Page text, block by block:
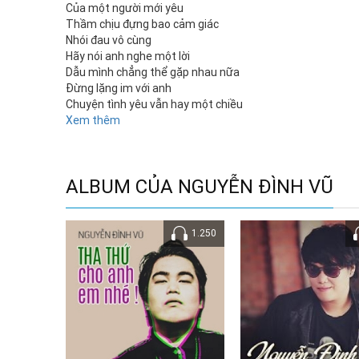
Của một người mới yêu
Thầm chịu đựng bao cảm giác
Nhói đau vô cùng
Hãy nói anh nghe một lời
Dẫu mình chẳng thể gặp nhau nữa
Đừng lặng im với anh
Chuyện tình yêu vẫn hay một chiều
Vì đâu có ai hiểu
Dù một chút cũng thấy yên lòng rồi
Giết đi thời gian dài
Mỗi đêm anh nhớ em
Lắng nghe giọt mưa rơi
Chỉ biết than trách ông trời
Đã tạo hóa rằng
Cứ tình yêu sẽ khổ đau
Đợi chờ một câu tin nhắn
Là điều khó khăn
Xem thêm
ALBUM CỦA NGUYỄN ĐÌNH VŨ
1.250